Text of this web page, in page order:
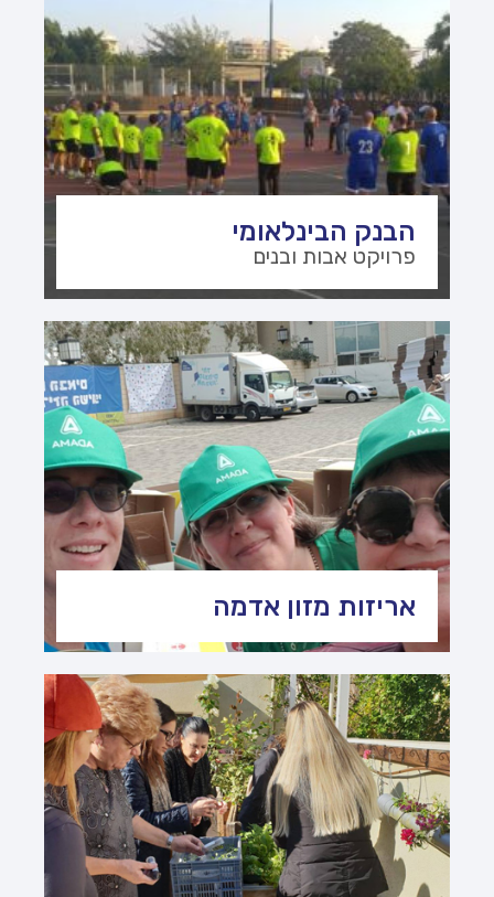
הבנק הבינלאומי
פרויקט אבות ובנים
אריזות מזון אדמה